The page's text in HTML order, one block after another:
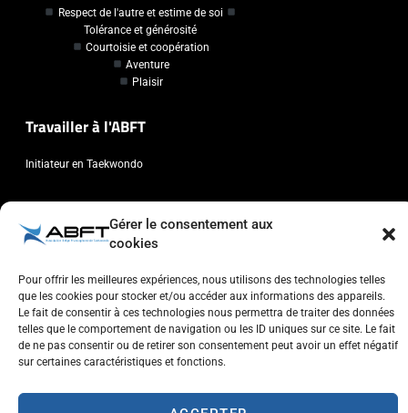
Gérer le consentement aux
cookies
Pour offrir les meilleures expériences, nous utilisons des technologies telles
que les cookies pour stocker et/ou accéder aux informations des appareils.
Le fait de consentir à ces technologies nous permettra de traiter des données
telles que le comportement de navigation ou les ID uniques sur ce site. Le fait
de ne pas consentir ou de retirer son consentement peut avoir un effet négatif
sur certaines caractéristiques et fonctions.
Respect de l'autre et estime de soi
Tolérance et générosité
Courtoisie et coopération
Aventure
Plaisir
Travailler à l'ABFT
Initiateur en Taekwondo
Contact
Association Belge Francophone de Taekwondo
info@abft.be
+32 (0)2 347 34 77